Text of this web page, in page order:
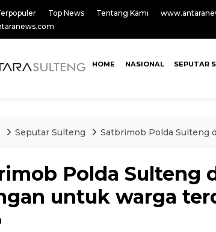
Top News Tentang Kami
HOME NASIONAL SEPUTAR
Seputar Sulteng Satbrimob Polda Sulteng
Polda Sulteng
untuk warga